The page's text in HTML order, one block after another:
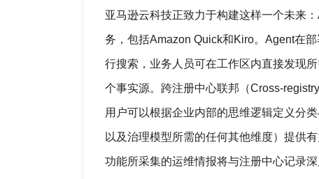
亚马逊云科技正致力于构建这样一个未来
务，包括Amazon Quick和Kiro。Agent在
行搜索，业务人员可在工作区内直接发现
个事实源。跨注册中心联邦（Cross-
用户可以根据企业内部的思维逻辑定义分
以及治理模型所需的任何其他维度）提供
功能所采集的运维情报将与注册中心记录